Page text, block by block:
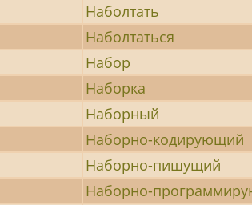
Наболтать
Наболтаться
Набор
Наборка
Наборный
Наборно-кодирующий
Наборно-пишущий
Наборно-